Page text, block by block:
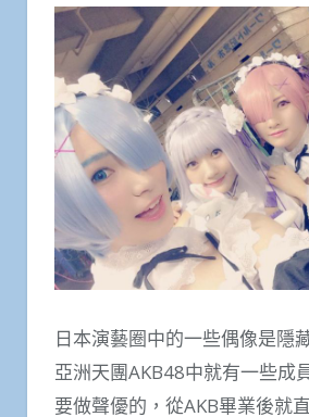
日本演藝圈中的一些偶像是隱
亞洲天團AKB48中就有一些成
要做聲優的，從AKB畢業後就